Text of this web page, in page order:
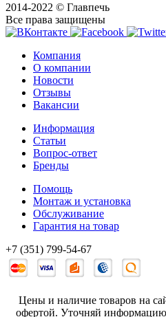
2014-2022 © Главпечь
Все права защищены
Компания
О компании
Новости
Отзывы
Вакансии
Информация
Статьи
Вопрос-ответ
Бренды
Помощь
Монтаж и установка
Обслуживание
Гарантия на товар
+7 (351) 799-54-67
Цены и наличие товаров на
офертой. Уточняй